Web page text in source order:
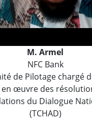
M. Armel
NFC Bank